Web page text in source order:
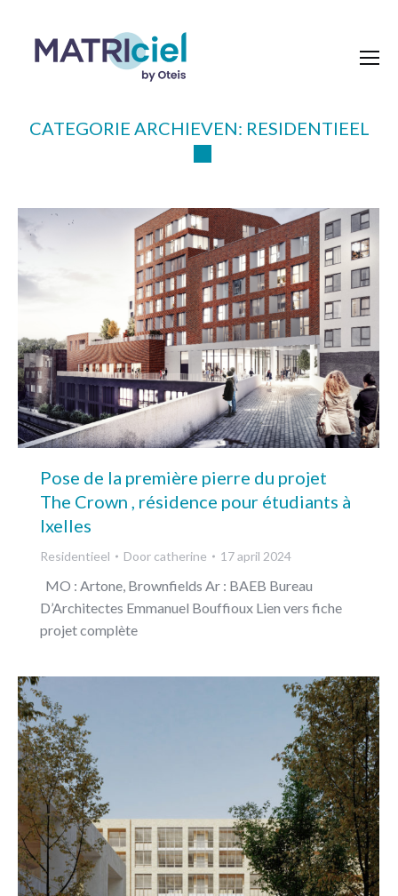
CATEGORIE ARCHIEVEN: RESIDENTIEEL
Pose de la première pierre du projet
The Crown , résidence pour étudiants à
Ixelles
Residentieel Door catherine 17 april 2024
MO : Artone, Brownfields Ar : BAEB Bureau
D’Architectes Emmanuel Bouffioux Lien vers fiche
projet complète